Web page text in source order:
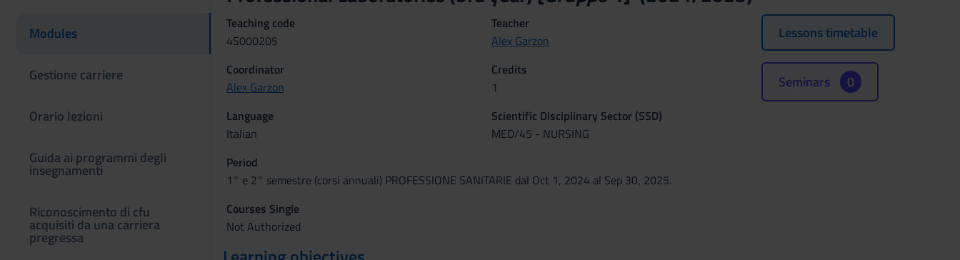
Modules
Gestione carriere
Orario lezioni
Guida ai programmi degli
insegnamenti
Riconoscimento di cfu
acquisiti da una carriera
pregressa
Teaching code
4S000205
Teacher
Alex Garzon
Coordinator
Alex Garzon
Credits
1
Language
Italian
Scientific Disciplinary Sector (SSD)
MED/45 - NURSING
Period
1° e 2° semestre (corsi annuali) PROFESSIONE SANITARIE dal Oct 1, 2024 al Sep 30, 2025.
Courses Single
Not Authorized
Lessons timetable
Seminars 0